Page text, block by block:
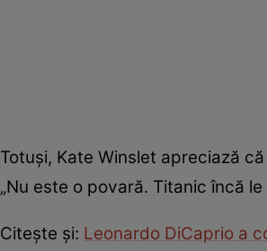
Totuși, Kate Winslet apreciază
„Nu este o povară. Titanic încă
Citește și: Leonardo DiCaprio a